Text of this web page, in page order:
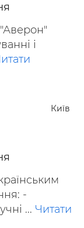
і
Київ
-
... Читати